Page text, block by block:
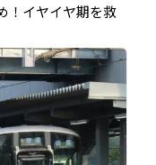
！イヤイヤ期を救